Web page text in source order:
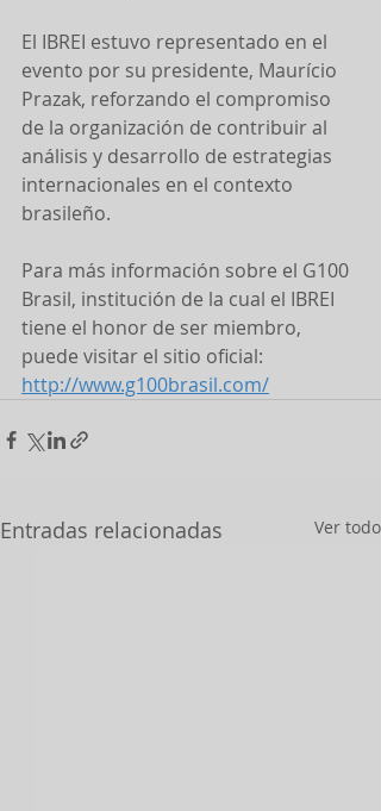
El IBREI estuvo representado en el
evento por su presidente, Maurício
Prazak, reforzando el compromiso
de la organización de contribuir al
análisis y desarrollo de estrategias
internacionales en el contexto
brasileño.
Para más información sobre el G100
Brasil, institución de la cual el IBREI
tiene el honor de ser miembro,
puede visitar el sitio oficial:
http://www.g100brasil.com/
Entradas relacionadas Ver todo